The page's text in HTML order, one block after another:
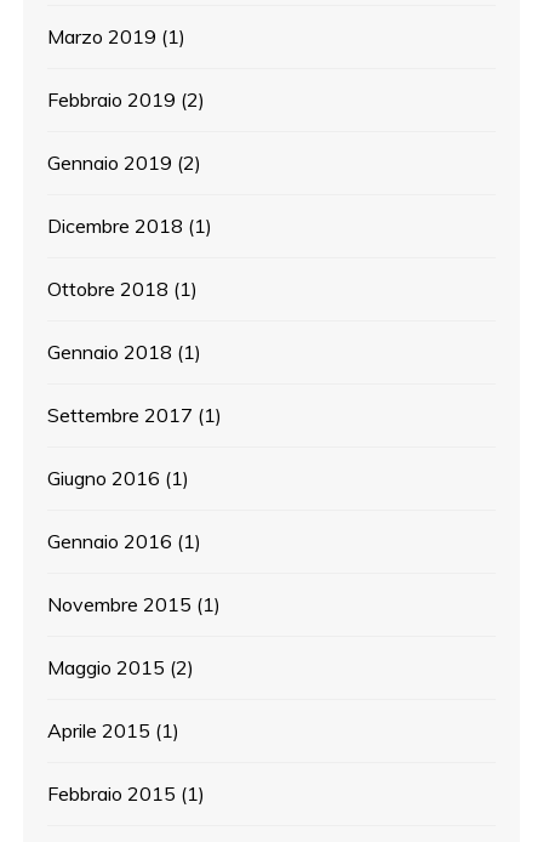
Marzo 2019 (1)
Febbraio 2019 (2)
Gennaio 2019 (2)
Dicembre 2018 (1)
Ottobre 2018 (1)
Gennaio 2018 (1)
Settembre 2017 (1)
Giugno 2016 (1)
Gennaio 2016 (1)
Novembre 2015 (1)
Maggio 2015 (2)
Aprile 2015 (1)
Febbraio 2015 (1)